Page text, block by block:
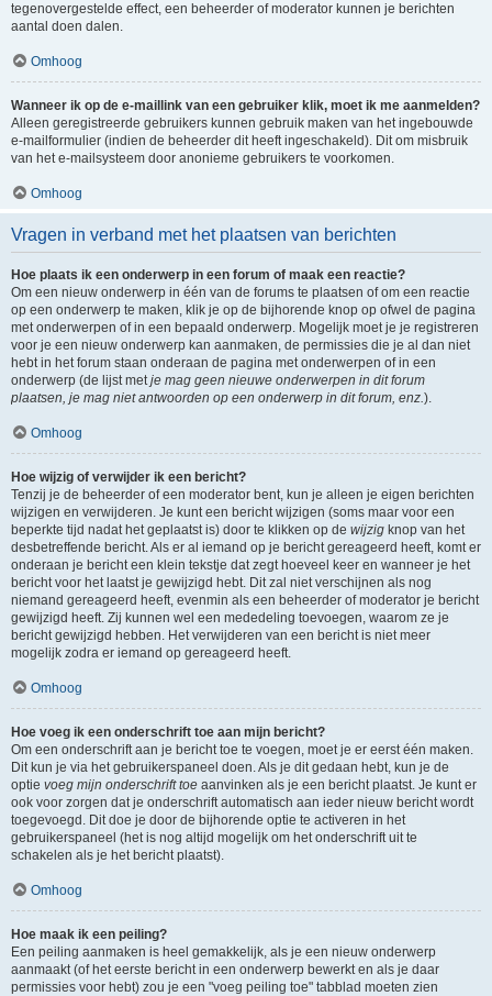
tegenovergestelde effect, een beheerder of moderator kunnen je berichten
aantal doen dalen.
Omhoog
Wanneer ik op de e-maillink van een gebruiker klik, moet ik me aanmelden?
Alleen geregistreerde gebruikers kunnen gebruik maken van het ingebouwde
e-mailformulier (indien de beheerder dit heeft ingeschakeld). Dit om misbruik
van het e-mailsysteem door anonieme gebruikers te voorkomen.
Omhoog
Vragen in verband met het plaatsen van berichten
Hoe plaats ik een onderwerp in een forum of maak een reactie?
Om een nieuw onderwerp in één van de forums te plaatsen of om een reactie
op een onderwerp te maken, klik je op de bijhorende knop op ofwel de pagina
met onderwerpen of in een bepaald onderwerp. Mogelijk moet je je registreren
voor je een nieuw onderwerp kan aanmaken, de permissies die je al dan niet
hebt in het forum staan onderaan de pagina met onderwerpen of in een
onderwerp (de lijst metje mag geen nieuwe onderwerpen in dit forum
plaatsen, je mag niet antwoorden op een onderwerp in dit forum, enz.).
Omhoog
Hoe wijzig of verwijder ik een bericht?
Tenzij je de beheerder of een moderator bent, kun je alleen je eigen berichten
wijzigen en verwijderen. Je kunt een bericht wijzigen (soms maar voor een
beperkte tijd nadat het geplaatst is) door te klikken op de wijzig knop van het
desbetreffende bericht. Als er al iemand op je bericht gereageerd heeft, komt er
onderaan je bericht een klein tekstje dat zegt hoeveel keer en wanneer je het
bericht voor het laatst je gewijzigd hebt. Dit zal niet verschijnen als nog
niemand gereageerd heeft, evenmin als een beheerder of moderator je bericht
gewijzigd heeft. Zij kunnen wel een mededeling toevoegen, waarom ze je
bericht gewijzigd hebben. Het verwijderen van een bericht is niet meer
mogelijk zodra er iemand op gereageerd heeft.
Omhoog
Hoe voeg ik een onderschrift toe aan mijn bericht?
Om een onderschrift aan je bericht toe te voegen, moet je er eerst één maken.
Dit kun je via het gebruikerspaneel doen. Als je dit gedaan hebt, kun je de
optie voeg mijn onderschrift toe aanvinken als je een bericht plaatst. Je kunt er
ook voor zorgen dat je onderschrift automatisch aan ieder nieuw bericht wordt
toegevoegd. Dit doe je door de bijhorende optie te activeren in het
gebruikerspaneel (het is nog altijd mogelijk om het onderschrift uit te
schakelen als je het bericht plaatst).
Omhoog
Hoe maak ik een peiling?
Een peiling aanmaken is heel gemakkelijk, als je een nieuw onderwerp
aanmaakt (of het eerste bericht in een onderwerp bewerkt en als je daar
permissies voor hebt) zou je een "voeg peiling toe" tabblad moeten zien